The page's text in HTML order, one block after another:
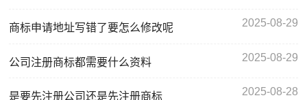
商标申请地址写错了要怎么修改呢 2025-08-29
公司注册商标都需要什么资料 2025-08-29
是要先注册公司还是先注册商标 2025-08-28